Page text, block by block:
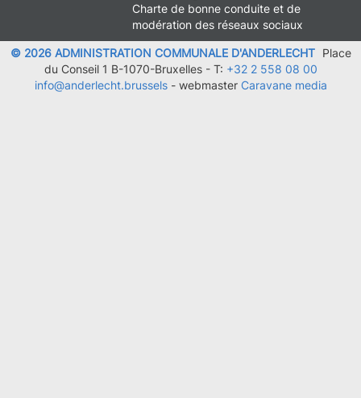
Charte de bonne conduite et de
modération des réseaux sociaux
© 2026 ADMINISTRATION COMMUNALE D'ANDERLECHT
Place
du Conseil 1 B-1070-Bruxelles - T: +32 2 558 08 00
info@anderlecht.brussels- webmaster Caravane media